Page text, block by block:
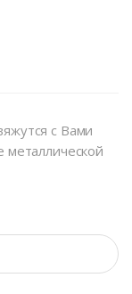
с Вами